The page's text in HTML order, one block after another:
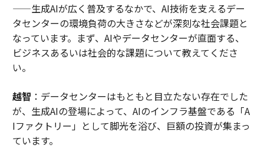
——生成AIが広く普及するなかで、AI技術を支えるデー
タセンターの環境負荷の大きさなどが深刻な社会課題と
なっています。まず、AIやデータセンターが直面する、
ビジネスあるいは社会的な課題について教えてくださ
い。
越智 ：データセンターはもともと目立たない存在でした
が、生成AIの登場によって、AIのインフラ基盤である「A
Iファクトリー」として脚光を浴び、巨額の投資が集まっ
ています。